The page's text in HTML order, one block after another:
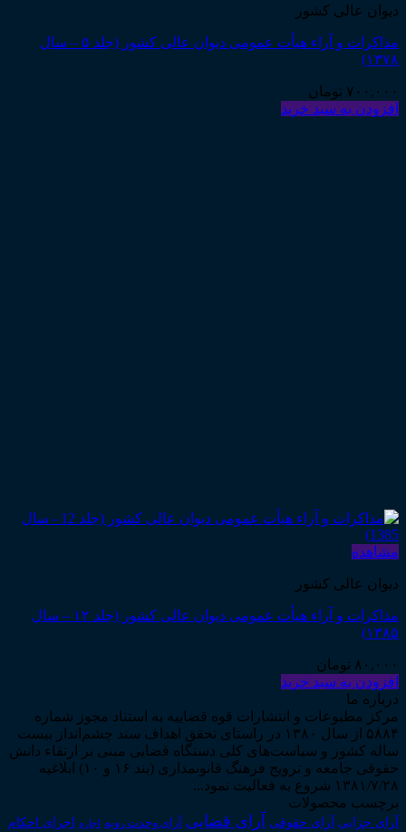
دیوان عالی کشور
مذاکرات و آراء هیأت عمومی دیوان عالی کشور (جلد ۵ – سال
۱۳۷۸)
۷۰۰,۰۰۰ تومان
افزودن به سبد خرید
مشاهده
دیوان عالی کشور
مذاکرات و آراء هیأت عمومی دیوان عالی کشور (جلد ۱۲ – سال
۱۳۸۵)
۸۰,۰۰۰ تومان
افزودن به سبد خرید
درباره ما
مرکز مطبوعات و انتشارات قوه قضاییه به استناد مجوز شماره
۵۸۸۴ از سال ۱۳۸۰ در راستای تحقق اهداف سند چشم‌انداز بیست
ساله کشور و سیاست‌های کلی دستگاه قضایی مبنی بر ارتقاء دانش
حقوقی جامعه و ترویج فرهنگ قانونمداری (بند ۱۶ و ۱۰) ابلاغیه
۱۳۸۱/۷/۲۸ شروع به فعالیت نمود...
برچسب محصولات
آرای جزایی آرای حقوقی آرای قضایی آرای وحدت رویه اجاره اجرای احکام